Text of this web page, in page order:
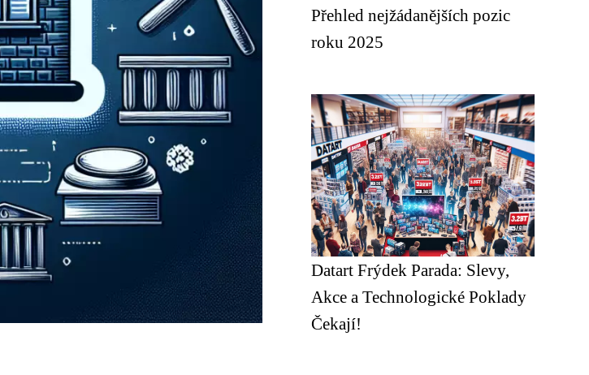
Přehled nejžádanějších pozic
roku 2025
Datart Frýdek Parada: Slevy,
Akce a Technologické Poklady
Čekají!